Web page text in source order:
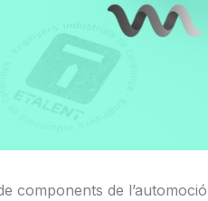
components de